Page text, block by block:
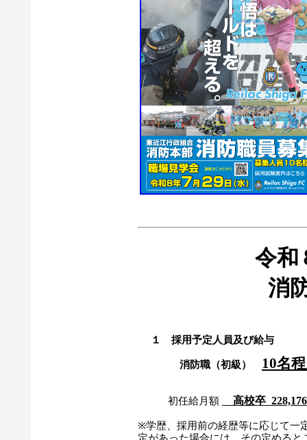
令和
消
１ 採用予定人員及び給与
消防職（初級） 10名
初任給月額 高校卒 228,176
※学歴、採用前の経歴等に応じて一